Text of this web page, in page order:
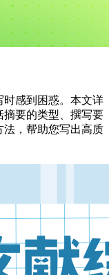
时感到困惑。本文详
摘要的类型、撰写要
法，帮助您写出高质